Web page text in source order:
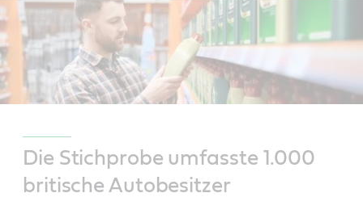
Die Stichprobe umfasste 1.000
britische Autobesitzer